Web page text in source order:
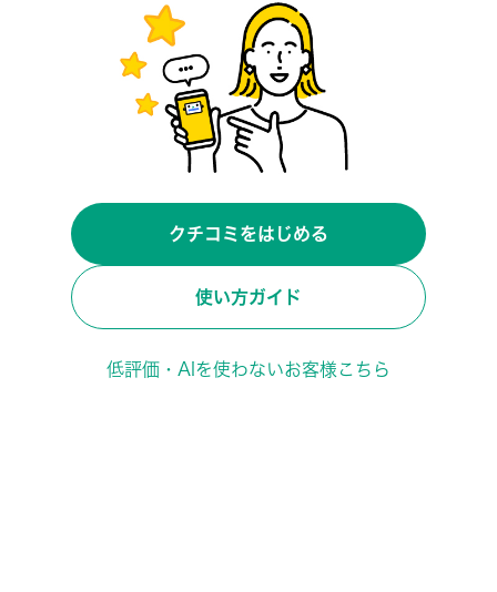
クチコミをはじめる
使い方ガイド
低評価・AIを使わないお客様こちら